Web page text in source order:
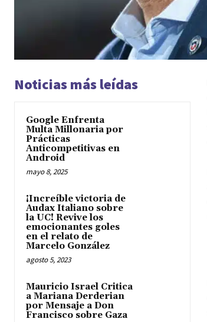
Noticias más leídas
Google Enfrenta
Multa Millonaria por
Prácticas
Anticompetitivas en
Android
mayo 8, 2025
¡Increíble victoria de
Audax Italiano sobre
la UC! Revive los
emocionantes goles
en el relato de
Marcelo González
agosto 5, 2023
Mauricio Israel Critica
a Mariana Derderian
por Mensaje a Don
Francisco sobre Gaza